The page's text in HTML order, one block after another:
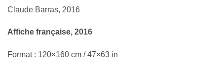
Claude Barras, 2016
Affiche française, 2016
Format : 120×160 cm / 47×63 in